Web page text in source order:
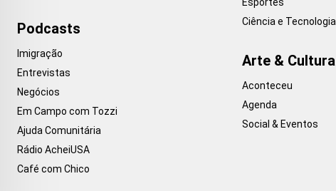
Podcasts
Imigração
Entrevistas
Negócios
Em Campo com Tozzi
Ajuda Comunitária
Rádio AcheiUSA
Café com Chico
Ciência e Tecnologia
Arte & Cultura
Aconteceu
Agenda
Social & Eventos